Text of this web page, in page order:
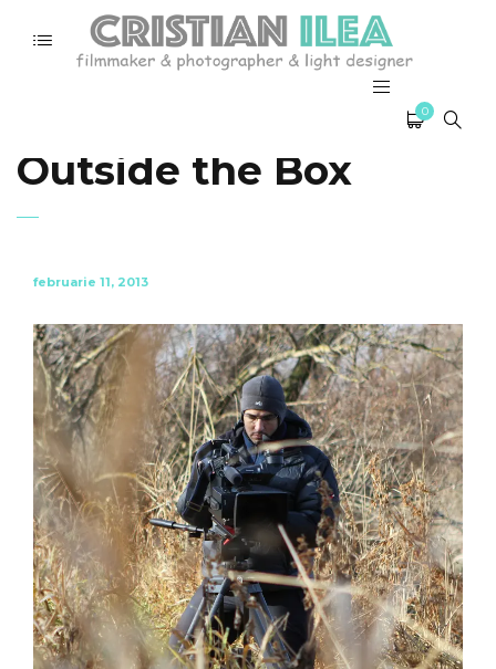
0
Interview for Think
Outside the Box
februarie 11, 2013